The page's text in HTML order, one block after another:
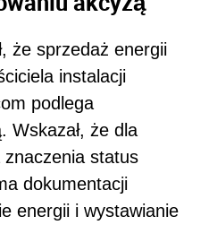
że sprzedaż energii
instalacji
podlega
Wskazał, że dla
status
dokumentacji
energii i wystawianie